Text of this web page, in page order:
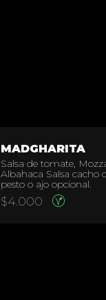
MADGHARITA
Salsa de tomate,
Albahaca Salsa cacho de cabra,
pesto o ajo opcional.
$4.000